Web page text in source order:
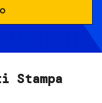
Stampa